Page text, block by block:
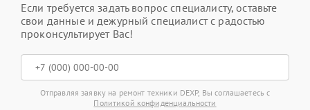
Если требуется задать вопрос специалисту, оставьте
свои данные и дежурный специалист с радостью
проконсультирует Вас!
Отправляя заявку на ремонт техники DEXP, Вы соглашаетесь с
Политикой конфиденциальности